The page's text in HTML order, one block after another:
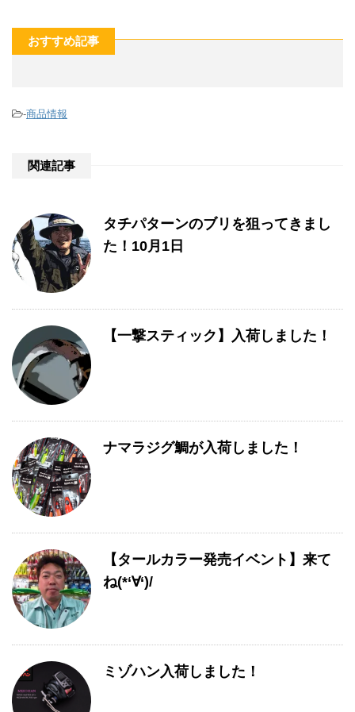
おすすめ記事
-商品情報
関連記事
タチパターンのブリを狙ってきまし
た！10月1日
【一撃スティック】入荷しました！
ナマラジグ鯛が入荷しました！
【タールカラー発売イベント】来て
ね(*‘∀‘)/
ミゾハン入荷しました！